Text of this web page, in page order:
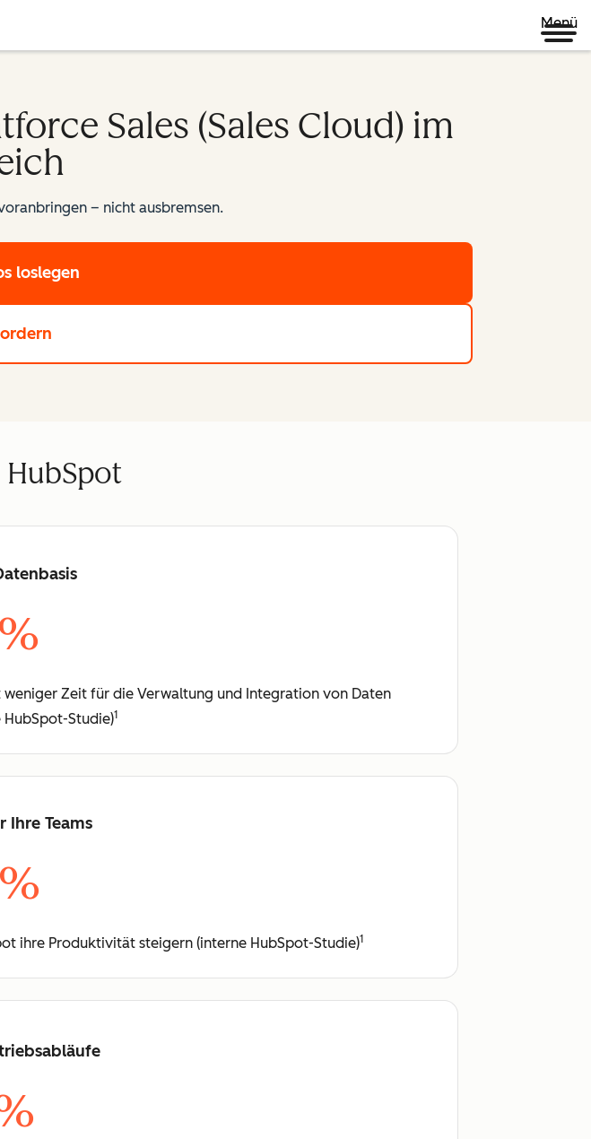
Menü
Sales (Sales Cloud) im
– nicht ausbremsen.
loslegen
Zeit für die Verwaltung und Integration von Daten
Studie)1
Ihre Teams
ihre Produktivität steigern (interne HubSpot-Studie)1